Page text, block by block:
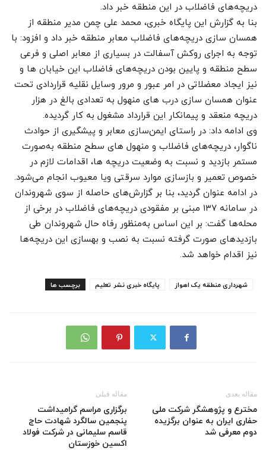
دریچه‌های فاضلاب در این منطقه خبر داد.
بنا به گزارش این پایگاه خبری، محمد علی چمن مدیر منطقه از
همسان سازی دریچه‌های فاضلاب معابر منطقه خبر داد و افزود: با
توجه به اجرای روکش آسفالت در بسیاری از معابر اصلی و فرعی
سطح منطقه و پایین بودن دریچه‌های فاضلاب این خیابان ها و
نیز ایجاد معضلاتی در امر عبور و مرور وسایل نقلیه قراردادی تحت
عنوان همسان سازی درب های منهول به تعدادی بالغ در هزار
دریچه منعقد و پیمانکار این قرارداد مشغول به کار گردیده.
وی ادامه داد: در راستای ایمن‌سازی معابر و پیشگیری از حوادث
ناگوار، دریچه‌های فاضلاب و منهول های سطح منطقه به‌صورت
مستمر بازدید و نسبت به وضعیت دریچه ها، اقدامات لازم در
خصوص تعمیر و بازسازی موارد سرقتی ویا معیوب انجام می‌شود.
در ادامه عنوان گردید، بنا بر گزارش‌های حاصله از سوی شهروندان
در سامانه ۱۳۷ مبنی بر مفقودی دریچه‌های فاضلاب در برخی از
محله‌ها گفت: بر این اساس به‌منظور رفاه حال شهروندان طی
بازدیدهای صورت گرفته نسبت به نصب و بهسازی این دریچه‌ها
نیز اقدام خواهد شد.
برچسب ها پایگاه خبری نشر تعلیم شهرداری منطقه یک اهواز
مقاله قبلی
برگزاری مراسم گرامیداشت
پنجمین سالگرد شهادت حاج
قاسم سلیمانی در شرکت فولاد
اکسین خوزستان
مقاله بعدی
مخترع و پژوهشگر شرکت ملی
حفاری ایران به عنوان برگزیده
دوم معرفی شد